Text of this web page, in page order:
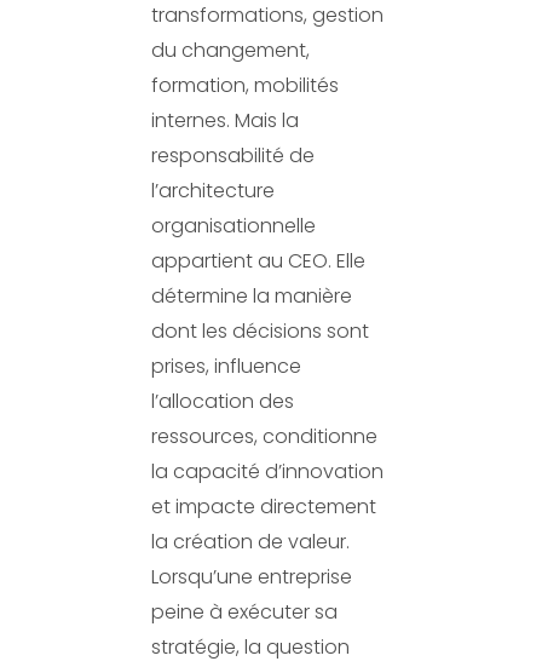
transformations, gestion
du changement,
formation, mobilités
internes. Mais la
responsabilité de
l’architecture
organisationnelle
appartient au CEO. Elle
détermine la manière
dont les décisions sont
prises, influence
l’allocation des
ressources, conditionne
la capacité d’innovation
et impacte directement
la création de valeur.
Lorsqu’une entreprise
peine à exécuter sa
stratégie, la question